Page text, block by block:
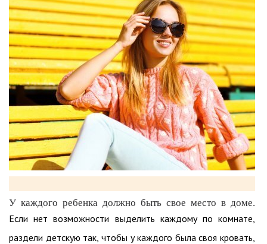
У каждого ребенка должно быть свое место в доме.
Если нет возможности выделить каждому по комнате,
раздели детскую так, чтобы у каждого была своя кровать,